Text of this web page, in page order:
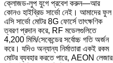
ক্লোজড-লুপ যুগে প্রবেশ করুন—আর
কোনও হাইব্রিড সার্ভো নেই। আমাদের ফুল
এসি সার্ভো মোটর 8G ফোর্সে তাৎক্ষণিক
ত্বরণ প্রদান করে, RF মডেলগুলিতে
4,200 মিমি/সেকেন্ডের সর্বোচ্চ গতি অর্জন
করে। যদিও অন্যান্য নির্মাতারা একই রকম
মোটর ব্যবহার করতে পারে, AEON লেজার